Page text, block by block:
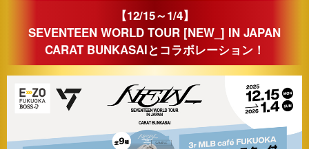
【12/15～1/4】
SEVENTEEN WORLD TOUR [NEW_] IN JAPAN
CARAT BUNKASAIとコラボレーション！